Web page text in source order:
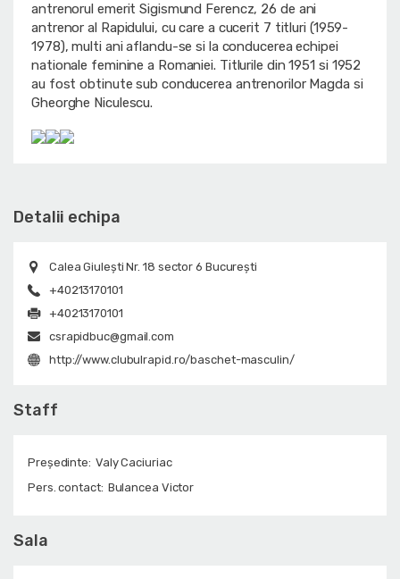
antrenorul emerit Sigismund Ferencz, 26 de ani
antrenor al Rapidului, cu care a cucerit 7 titluri (1959-
1978), multi ani aflandu-se si la conducerea echipei
nationale feminine a Romaniei. Titlurile din 1951 si 1952
au fost obtinute sub conducerea antrenorilor Magda si
Gheorghe Niculescu.
Detalii echipa
Calea Giuleşti Nr. 18 sector 6 Bucureşti
+40213170101
+40213170101
csrapidbuc@gmail.com
http://www.clubulrapid.ro/baschet-masculin/
Staff
Președinte: Valy Caciuriac
Pers. contact: Bulancea Victor
Sala